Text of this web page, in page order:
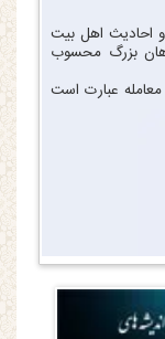
احادیث اهل بیت
بزرگ محسوب
معامله عبارت است